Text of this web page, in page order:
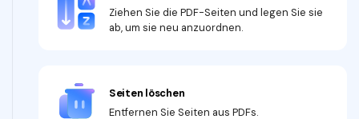
Ziehen Sie die PDF-Seiten und legen Sie sie
ab, um sie neu anzuordnen.
Seiten löschen
Entfernen Sie Seiten aus PDFs.